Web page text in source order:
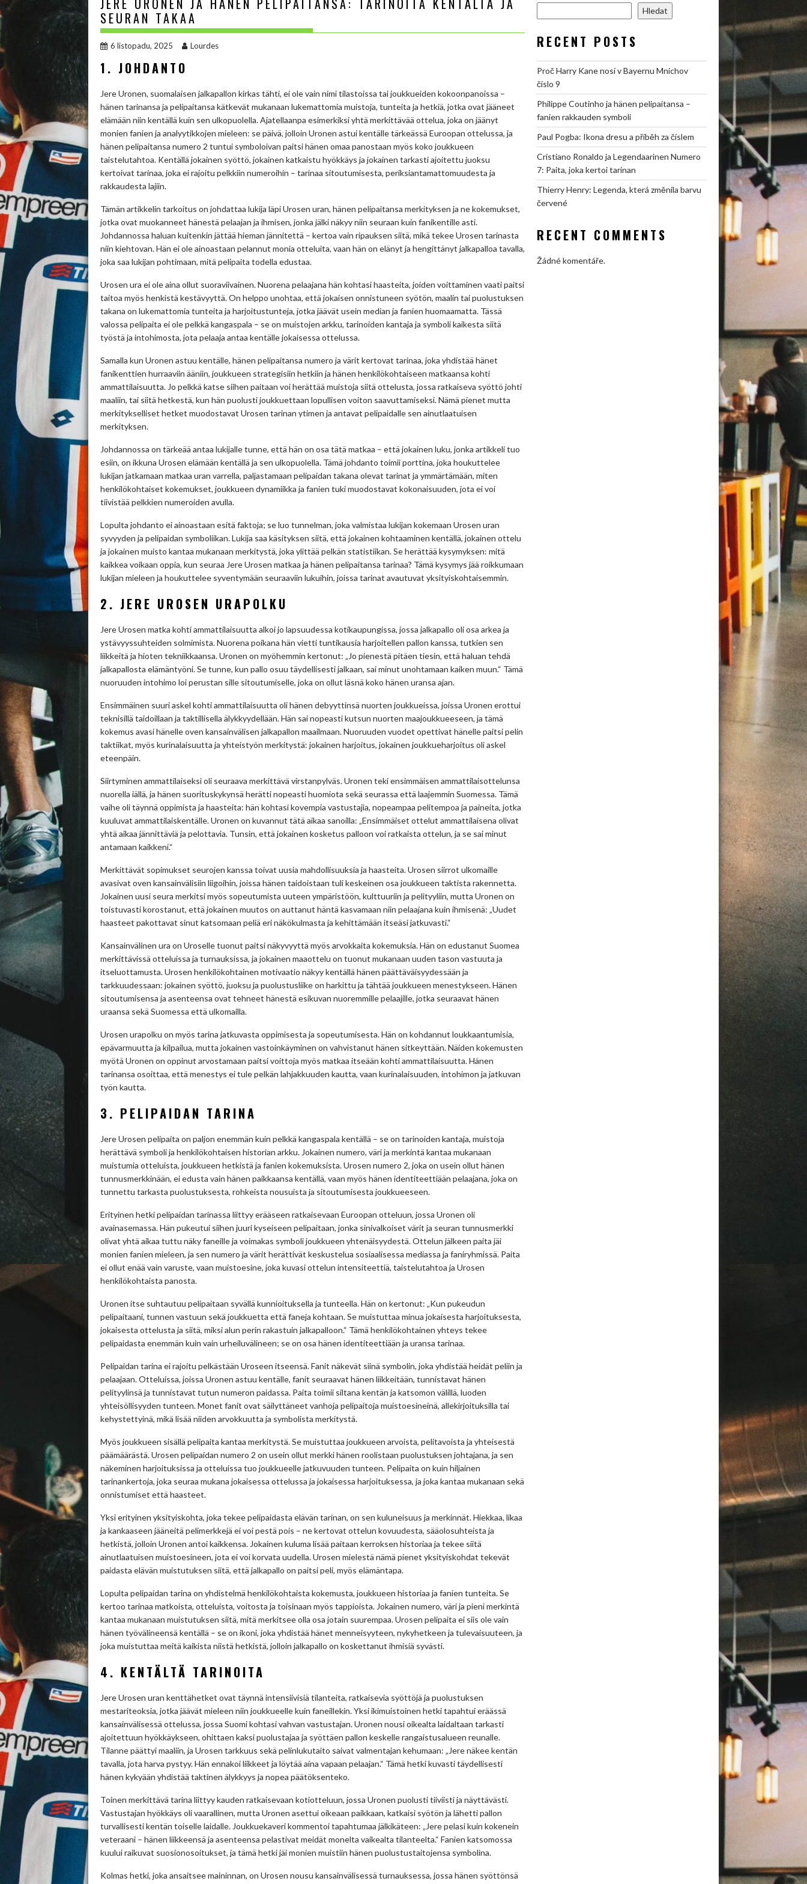
JERE URONEN JA HÄNEN PELIPAITANSA: TARINOITA KENTÄLTÄ JA
SEURAN TAKAA
6 listopadu, 2025 Lourdes
1. JOHDANTO
Jere Uronen, suomalaisen jalkapallon kirkas tähti, ei ole vain nimi tilastoissa tai joukkueiden kokoonpanoissa –
hänen tarinansa ja pelipaitansa kätkevät mukanaan lukemattomia muistoja, tunteita ja hetkiä, jotka ovat jääneet
elämään niin kentällä kuin sen ulkopuolella. Ajatellaanpa esimerkiksi yhtä merkittävää ottelua, joka on jäänyt
monien fanien ja analyytikkojen mieleen: se päivä, jolloin Uronen astui kentälle tärkeässä Euroopan ottelussa, ja
hänen pelipaitansa numero 2 tuntui symboloivan paitsi hänen omaa panostaan myös koko joukkueen
taistelutahtoa. Kentällä jokainen syöttö, jokainen katkaistu hyökkäys ja jokainen tarkasti ajoitettu juoksu
kertoivat tarinaa, joka ei rajoitu pelkkiin numeroihin – tarinaa sitoutumisesta, periksiantamattomuudesta ja
rakkaudesta lajiin.
Tämän artikkelin tarkoitus on johdattaa lukija läpi Urosen uran, hänen pelipaitansa merkityksen ja ne kokemukset,
jotka ovat muokanneet hänestä pelaajan ja ihmisen, jonka jälki näkyy niin seuraan kuin fanikentille asti.
Johdannossa haluan kuitenkin jättää hieman jännitettä – kertoa vain ripauksen siitä, mikä tekee Urosen tarinasta
niin kiehtovan. Hän ei ole ainoastaan pelannut monia otteluita, vaan hän on elänyt ja hengittänyt jalkapalloa tavalla,
joka saa lukijan pohtimaan, mitä pelipaita todella edustaa.
Urosen ura ei ole aina ollut suoraviivainen. Nuorena pelaajana hän kohtasi haasteita, joiden voittaminen vaati paitsi
taitoa myös henkistä kestävyyttä. On helppo unohtaa, että jokaisen onnistuneen syötön, maalin tai puolustuksen
takana on lukemattomia tunteita ja harjoitustunteja, jotka jäävät usein median ja fanien huomaamatta. Tässä
valossa pelipaita ei ole pelkkä kangaspala – se on muistojen arkku, tarinoiden kantaja ja symboli kaikesta siitä
työstä ja intohimosta, jota pelaaja antaa kentälle jokaisessa ottelussa.
Samalla kun Uronen astuu kentälle, hänen pelipaitansa numero ja värit kertovat tarinaa, joka yhdistää hänet
fanikenttien hurraaviin ääniin, joukkueen strategisiin hetkiin ja hänen henkilökohtaiseen matkaansa kohti
ammattilaisuutta. Jo pelkkä katse siihen paitaan voi herättää muistoja siitä ottelusta, jossa ratkaiseva syöttö johti
maaliin, tai siitä hetkestä, kun hän puolusti joukkuettaan lopullisen voiton saavuttamiseksi. Nämä pienet mutta
merkitykselliset hetket muodostavat Urosen tarinan ytimen ja antavat pelipaidalle sen ainutlaatuisen
merkityksen.
Johdannossa on tärkeää antaa lukijalle tunne, että hän on osa tätä matkaa – että jokainen luku, jonka artikkeli tuo
esiin, on ikkuna Urosen elämään kentällä ja sen ulkopuolella. Tämä johdanto toimii porttina, joka houkuttelee
lukijan jatkamaan matkaa uran varrella, paljastamaan pelipaidan takana olevat tarinat ja ymmärtämään, miten
henkilökohtaiset kokemukset, joukkueen dynamiikka ja fanien tuki muodostavat kokonaisuuden, jota ei voi
tiivistää pelkkien numeroiden avulla.
Lopulta johdanto ei ainoastaan esitä faktoja; se luo tunnelman, joka valmistaa lukijan kokemaan Urosen uran
syvyyden ja pelipaidan symboliikan. Lukija saa käsityksen siitä, että jokainen kohtaaminen kentällä, jokainen ottelu
ja jokainen muisto kantaa mukanaan merkitystä, joka ylittää pelkän statistiikan. Se herättää kysymyksen: mitä
kaikkea voikaan oppia, kun seuraa Jere Urosen matkaa ja hänen pelipaitansa tarinaa? Tämä kysymys jää roikkumaan
lukijan mieleen ja houkuttelee syventymään seuraaviin lukuihin, joissa tarinat avautuvat yksityiskohtaisemmin.
2. JERE UROSEN URAPOLKU
Jere Urosen matka kohti ammattilaisuutta alkoi jo lapsuudessa kotikaupungissa, jossa jalkapallo oli osa arkea ja
ystävyyssuhteiden solmimista. Nuorena poikana hän vietti tuntikausia harjoitellen pallon kanssa, tutkien sen
liikkeitä ja hioten tekniikkaansa. Uronen on myöhemmin kertonut: „Jo pienestä pitäen tiesin, että haluan tehdä
jalkapallosta elämäntyöni. Se tunne, kun pallo osuu täydellisesti jalkaan, sai minut unohtamaan kaiken muun.“ Tämä
nuoruuden intohimo loi perustan sille sitoutumiselle, joka on ollut läsnä koko hänen uransa ajan.
Ensimmäinen suuri askel kohti ammattilaisuutta oli hänen debyyttinsä nuorten joukkueissa, joissa Uronen erottui
teknisillä taidoillaan ja taktillisella älykkyydellään. Hän sai nopeasti kutsun nuorten maajoukkueeseen, ja tämä
kokemus avasi hänelle oven kansainvälisen jalkapallon maailmaan. Nuoruuden vuodet opettivat hänelle paitsi pelin
taktiikat, myös kurinalaisuutta ja yhteistyön merkitystä: jokainen harjoitus, jokainen joukkueharjoitus oli askel
eteenpäin.
Siirtyminen ammattilaiseksi oli seuraava merkittävä virstanpylväs. Uronen teki ensimmäisen ammattilaisottelunsa
nuorella iällä, ja hänen suorituskykynsä herätti nopeasti huomiota sekä seurassa että laajemmin Suomessa. Tämä
vaihe oli täynnä oppimista ja haasteita: hän kohtasi kovempia vastustajia, nopeampaa pelitempoa ja paineita, jotka
kuuluvat ammattilaiskentälle. Uronen on kuvannut tätä aikaa sanoilla: „Ensimmäiset ottelut ammattilaisena olivat
yhtä aikaa jännittäviä ja pelottavia. Tunsin, että jokainen kosketus palloon voi ratkaista ottelun, ja se sai minut
antamaan kaikkeni.“
Merkittävät sopimukset seurojen kanssa toivat uusia mahdollisuuksia ja haasteita. Urosen siirrot ulkomaille
avasivat oven kansainvälisiin liigoihin, joissa hänen taidoistaan tuli keskeinen osa joukkueen taktista rakennetta.
Jokainen uusi seura merkitsi myös sopeutumista uuteen ympäristöön, kulttuuriin ja pelityyliin, mutta Uronen on
toistuvasti korostanut, että jokainen muutos on auttanut häntä kasvamaan niin pelaajana kuin ihmisenä: „Uudet
haasteet pakottavat sinut katsomaan peliä eri näkökulmasta ja kehittämään itseäsi jatkuvasti.“
Kansainvälinen ura on Uroselle tuonut paitsi näkyvyyttä myös arvokkaita kokemuksia. Hän on edustanut Suomea
merkittävissä otteluissa ja turnauksissa, ja jokainen maaottelu on tuonut mukanaan uuden tason vastuuta ja
itseluottamusta. Urosen henkilökohtainen motivaatio näkyy kentällä hänen päättäväisyydessään ja
tarkkuudessaan: jokainen syöttö, juoksu ja puolustusliike on harkittu ja tähtää joukkueen menestykseen. Hänen
sitoutumisensa ja asenteensa ovat tehneet hänestä esikuvan nuoremmille pelaajille, jotka seuraavat hänen
uraansa sekä Suomessa että ulkomailla.
Urosen urapolku on myös tarina jatkuvasta oppimisesta ja sopeutumisesta. Hän on kohdannut loukkaantumisia,
epävarmuutta ja kilpailua, mutta jokainen vastoinkäyminen on vahvistanut hänen sitkeyttään. Näiden kokemusten
myötä Uronen on oppinut arvostamaan paitsi voittoja myös matkaa itseään kohti ammattilaisuutta. Hänen
tarinansa osoittaa, että menestys ei tule pelkän lahjakkuuden kautta, vaan kurinalaisuuden, intohimon ja jatkuvan
työn kautta.
3. PELIPAIDAN TARINA
Jere Urosen pelipaita on paljon enemmän kuin pelkkä kangaspala kentällä – se on tarinoiden kantaja, muistoja
herättävä symboli ja henkilökohtaisen historian arkku. Jokainen numero, väri ja merkintä kantaa mukanaan
muistumia otteluista, joukkueen hetkistä ja fanien kokemuksista. Urosen numero 2, joka on usein ollut hänen
tunnusmerkkinään, ei edusta vain hänen paikkaansa kentällä, vaan myös hänen identiteettiään pelaajana, joka on
tunnettu tarkasta puolustuksesta, rohkeista nousuista ja sitoutumisesta joukkueeseen.
Erityinen hetki pelipaidan tarinassa liittyy erääseen ratkaisevaan Euroopan otteluun, jossa Uronen oli
avainasemassa. Hän pukeutui siihen juuri kyseiseen pelipaitaan, jonka sinivalkoiset värit ja seuran tunnusmerkki
olivat yhtä aikaa tuttu näky faneille ja voimakas symboli joukkueen yhtenäisyydestä. Ottelun jälkeen paita jäi
monien fanien mieleen, ja sen numero ja värit herättivät keskustelua sosiaalisessa mediassa ja faniryhmissä. Paita
ei ollut enää vain varuste, vaan muistoesine, joka kuvasi ottelun intensiteettiä, taistelutahtoa ja Urosen
henkilökohtaista panosta.
Uronen itse suhtautuu pelipaitaan syvällä kunnioituksella ja tunteella. Hän on kertonut: „Kun pukeudun
pelipaitaani, tunnen vastuun sekä joukkuetta että faneja kohtaan. Se muistuttaa minua jokaisesta harjoituksesta,
jokaisesta ottelusta ja siitä, miksi alun perin rakastuin jalkapalloon.“ Tämä henkilökohtainen yhteys tekee
pelipaidasta enemmän kuin vain urheiluvälineen; se on osa hänen identiteettiään ja uransa tarinaa.
Pelipaidan tarina ei rajoitu pelkästään Uroseen itseensä. Fanit näkevät siinä symbolin, joka yhdistää heidät peliin ja
pelaajaan. Otteluissa, joissa Uronen astuu kentälle, fanit seuraavat hänen liikkeitään, tunnistavat hänen
pelityylinsä ja tunnistavat tutun numeron paidassa. Paita toimii siltana kentän ja katsomon välillä, luoden
yhteisöllisyyden tunteen. Monet fanit ovat säilyttäneet vanhoja pelipaitoja muistoesineinä, allekirjoituksilla tai
kehystettyinä, mikä lisää niiden arvokkuutta ja symbolista merkitystä.
Myös joukkueen sisällä pelipaita kantaa merkitystä. Se muistuttaa joukkueen arvoista, pelitavoista ja yhteisestä
päämäärästä. Urosen pelipaidan numero 2 on usein ollut merkki hänen roolistaan puolustuksen johtajana, ja sen
näkeminen harjoituksissa ja otteluissa tuo joukkueelle jatkuvuuden tunteen. Pelipaita on kuin hiljainen
tarinankertoja, joka seuraa mukana jokaisessa ottelussa ja jokaisessa harjoituksessa, ja joka kantaa mukanaan sekä
onnistumiset että haasteet.
Yksi erityinen yksityiskohta, joka tekee pelipaidasta elävän tarinan, on sen kuluneisuus ja merkinnät. Hiekkaa, likaa
ja kankaaseen jääneitä pelimerkkejä ei voi pestä pois – ne kertovat ottelun kovuudesta, sääolosuhteista ja
hetkistä, jolloin Uronen antoi kaikkensa. Jokainen kuluma lisää paitaan kerroksen historiaa ja tekee siitä
ainutlaatuisen muistoesineen, jota ei voi korvata uudella. Urosen mielestä nämä pienet yksityiskohdat tekevät
paidasta elävän muistutuksen siitä, että jalkapallo on paitsi peli, myös elämäntapa.
Lopulta pelipaidan tarina on yhdistelmä henkilökohtaista kokemusta, joukkueen historiaa ja fanien tunteita. Se
kertoo tarinaa matkoista, otteluista, voitosta ja toisinaan myös tappioista. Jokainen numero, väri ja pieni merkintä
kantaa mukanaan muistutuksen siitä, mitä merkitsee olla osa jotain suurempaa. Urosen pelipaita ei siis ole vain
hänen työvälineensä kentällä – se on ikoni, joka yhdistää hänet menneisyyteen, nykyhetkeen ja tulevaisuuteen, ja
joka muistuttaa meitä kaikista niistä hetkistä, jolloin jalkapallo on koskettanut ihmisiä syvästi.
4. KENTÄLTÄ TARINOITA
Jere Urosen uran kenttähetket ovat täynnä intensiivisiä tilanteita, ratkaisevia syöttöjä ja puolustuksen
mestariteoksia, jotka jäävät mieleen niin joukkueelle kuin faneillekin. Yksi ikimuistoinen hetki tapahtui eräässä
kansainvälisessä ottelussa, jossa Suomi kohtasi vahvan vastustajan. Uronen nousi oikealta laidaltaan tarkasti
ajoitettuun hyökkäykseen, ohittaen kaksi puolustajaa ja syöttäen pallon keskelle rangaistusalueen reunalle.
Tilanne päättyi maaliin, ja Urosen tarkkuus sekä pelinlukutaito saivat valmentajan kehumaan: „Jere näkee kentän
tavalla, jota harva pystyy. Hän ennakoi liikkeet ja löytää aina vapaan pelaajan.“ Tämä hetki kuvasti täydellisesti
hänen kykyään yhdistää taktinen älykkyys ja nopea päätöksenteko.
Toinen merkittävä tarina liittyy kauden ratkaisevaan kotiotteluun, jossa Uronen puolusti tiiviisti ja näyttävästi.
Vastustajan hyökkäys oli vaarallinen, mutta Uronen asettui oikeaan paikkaan, katkaisi syötön ja lähetti pallon
turvallisesti kentän toiselle laidalle. Joukkuekaveri kommentoi tapahtumaa jälkikäteen: „Jere pelasi kuin kokenein
veteraani – hänen liikkeensä ja asenteensa pelastivat meidät monelta vaikealta tilanteelta.“ Fanien katsomossa
kuului raikuvat suosionosoitukset, ja tämä hetki jäi monien muistiin hänen puolustustaitojensa symbolina.
Kolmas hetki, joka ansaitsee maininnan, on Urosen nousu kansainvälisessä turnauksessa, jossa hänen syöttönsä
Hledat
RECENT POSTS
Proč Harry Kane nosí v Bayernu Mnichov
číslo 9
Philippe Coutinho ja hänen pelipaitansa –
fanien rakkauden symboli
Paul Pogba: Ikona dresu a příběh za číslem
Cristiano Ronaldo ja Legendaarinen Numero
7: Paita, joka kertoi tarinan
Thierry Henry: Legenda, která změnila barvu
červené
RECENT COMMENTS
Žádné komentáře.